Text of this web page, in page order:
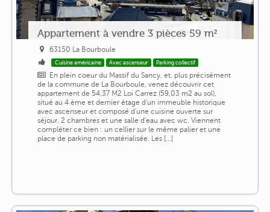
Appartement à vendre 3 pièces 59 m²
63150 La Bourboule
Cuisine américaine Avec ascenseur Parking collectif
En plein coeur du Massif du Sancy, et, plus précisément
de la commune de La Bourboule, venez découvrir cet
appartement de 54,37 M2 Loi Carrez (59,03 m2 au sol),
situé au 4 ème et dernier étage d'un immeuble historique
avec ascenseur et composé d'une cuisine ouverte sur
séjour, 2 chambres et une salle d'eau avec wc. Viennent
compléter ce bien : un cellier sur le même palier et une
place de parking non matérialisée. Les [...]